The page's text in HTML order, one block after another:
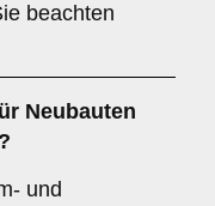
beachten
Neubauten
und